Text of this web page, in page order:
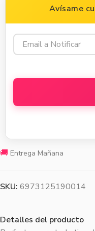
Avísame
🚚 Entrega Mañana
SKU: 6973125190014
Detalles del producto